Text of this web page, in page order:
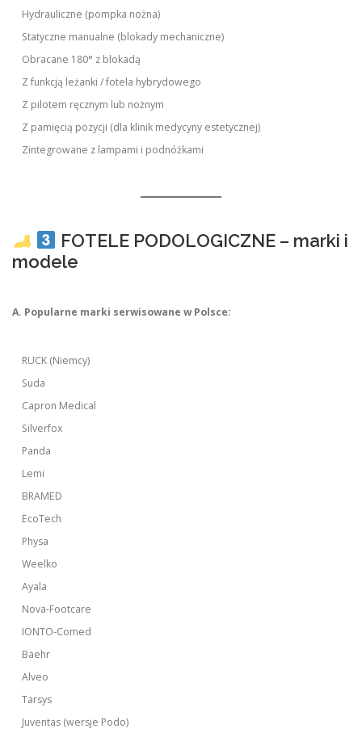
Hydrauliczne (pompka nożna)
Statyczne manualne (blokady mechaniczne)
Obracane 180° z blokadą
Z funkcją leżanki / fotela hybrydowego
Z pilotem ręcznym lub nożnym
Z pamięcią pozycji (dla klinik medycyny estetycznej)
Zintegrowane z lampami i podnóżkami
FOTELE PODOLOGICZNE – marki i
modele
A. Popularne marki serwisowane w Polsce:
RUCK (Niemcy)
Suda
Capron Medical
Silverfox
Panda
Lemi
BRAMED
EcoTech
Physa
Weelko
Ayala
Nova-Footcare
IONTO-Comed
Baehr
Alveo
Tarsys
Juventas (wersje Podo)